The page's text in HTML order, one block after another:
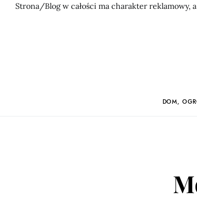
Strona/Blog w całości ma charakter reklamowy,
DOM,